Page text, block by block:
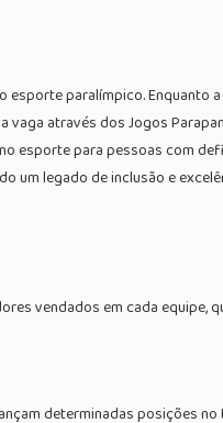
paralímpico. Enquanto
através dos Jogos
para pessoas com
um legado de inclusão e
vendados em cada equipe,
determinadas posições